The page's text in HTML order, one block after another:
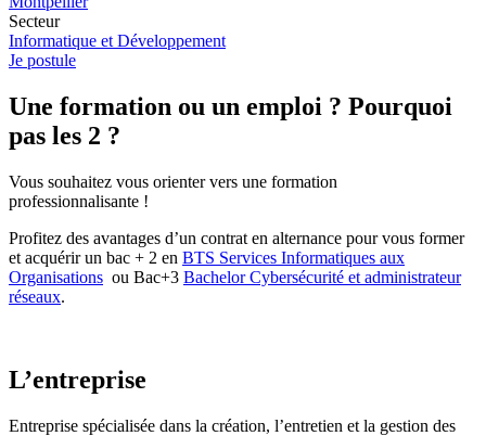
Secteur
Informatique et Développement
Je postule
Une formation ou un emploi ? Pourquoi
pas les 2 ?
Vous souhaitez vous orienter vers une formation
professionnalisante !
Profitez des avantages d’un contrat en alternance pour vous former
et acquérir un bac + 2 en BTS Services Informatiques aux
Organisations ou Bac+3 Bachelor Cybersécurité et administrateur
réseaux.
L’entreprise
Entreprise spécialisée dans la création, l’entretien et la gestion des